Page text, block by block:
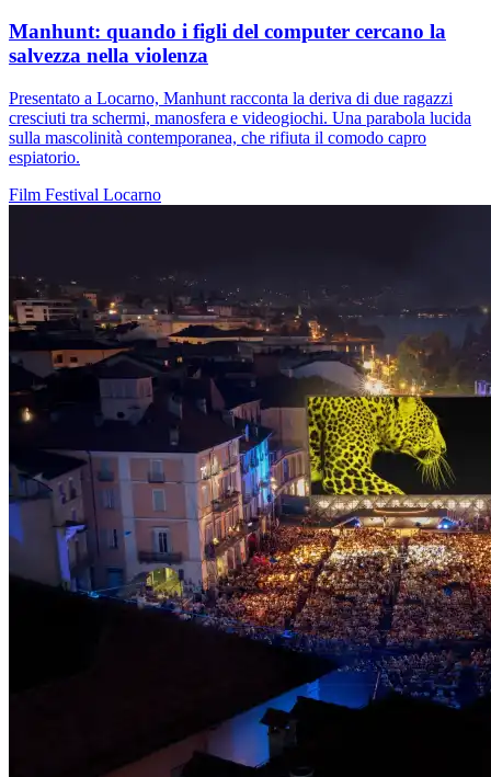
Manhunt: quando i figli del computer cercano la
salvezza nella violenza
Presentato a Locarno, Manhunt racconta la deriva di due ragazzi
cresciuti tra schermi, manosfera e videogiochi. Una parabola lucida
sulla mascolinità contemporanea, che rifiuta il comodo capro
espiatorio.
Film Festival Locarno